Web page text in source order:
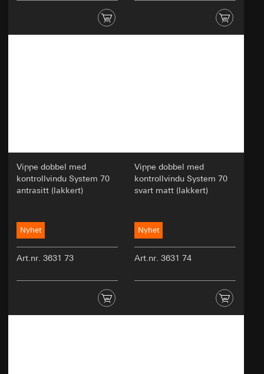
Vippe dobbel med
kontrollvindu System 70
antrasitt (lakkert)
Nyhet
Art.nr. 3631 73
Vippe dobbel med
kontrollvindu System 70
svart matt (lakkert)
Nyhet
Art.nr. 3631 74